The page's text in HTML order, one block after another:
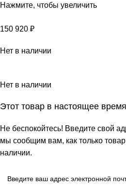
Нажмите, чтобы увеличить
150 920 ₽
Нет в наличии
Нет в наличии
Этот товар в настоящее
Не беспокойтесь! Введите свой
мы сообщим вам, как только
наличии.